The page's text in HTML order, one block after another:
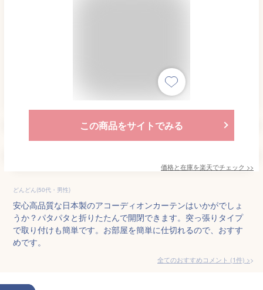
この商品をサイトでみる
価格と在庫を楽天でチェック >>
どんどん(50代・男性)
安心高品質な日本製のアコーディオンカーテンはいかがでしょ
うか？パタパタと折りたたんで開閉できます。突っ張りタイプ
で取り付けも簡単です。お部屋を簡単に仕切れるので、おすす
めです。
全てのおすすめコメント (1件) >